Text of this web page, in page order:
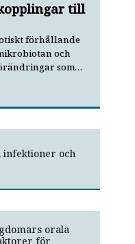
till
förhållande
och
som
inslag i
dental karies.
såsom
och
att ett symbiotiskt
utanför
infektioner och
orala
för